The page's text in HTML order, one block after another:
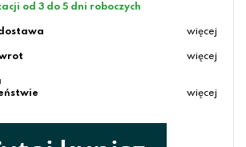
od 3 do 5 dni roboczych
więcej
więcej
więcej